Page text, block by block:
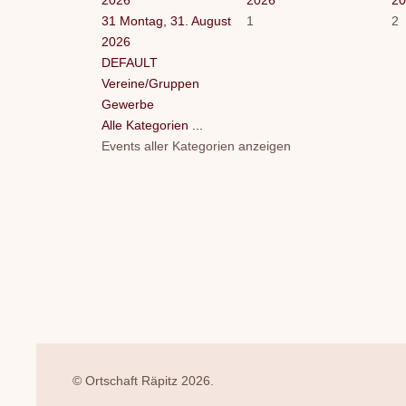
31 Montag, 31. August
2026
1 2
DEFAULT
Vereine/Gruppen
Gewerbe
Alle Kategorien ...
Events aller Kategorien anzeigen
© Ortschaft Räpitz 2026.